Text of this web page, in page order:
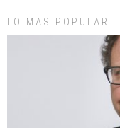
LO MAS POPULAR